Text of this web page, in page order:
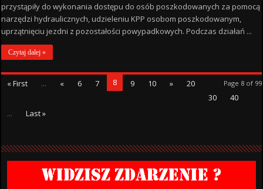
przystąpiły do wykonania dostępu do osób poszkodowanych za pomocą
narzędzi hydraulicznych, udzieleniu KPP osobom poszkodowanym,
uprzątnięciu jezdni z pozostałości powypadkowych. Podczas działań ...
Czytaj dalej »
Page 8 of 99
« First ... « 6 7 8 9 10 »
20
30
40
...
Last »